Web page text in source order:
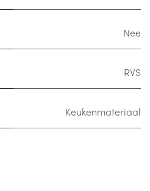
Nee
RVS
Keukenmateriaal